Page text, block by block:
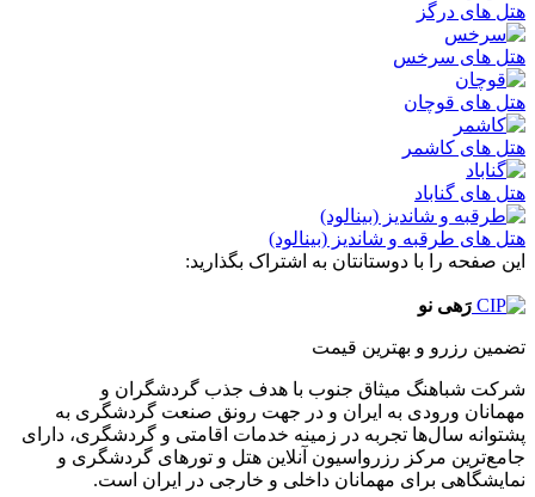
هتل های درگز
هتل های سرخس
هتل های قوچان
هتل های کاشمر
هتل های گناباد
هتل های طرقبه و شاندیز (بینالود)
این صفحه را با دوستانتان به اشتراک بگذارید:
رَهی نو
تضمین رزرو و بهترین قیمت
شرکت شباهنگ میثاق جنوب با هدف جذب گردشگران و
مهمانان ورودی به ایران و در جهت رونق صنعت گردشگری به
پشتوانه سال‌ها تجربه در زمینه خدمات اقامتی و گردشگری، دارای
جامع‌ترین مرکز رزرواسیون آنلاین هتل و تورهای گردشگری و
نمایشگاهی برای مهمانان داخلی و خارجی در ایران است.